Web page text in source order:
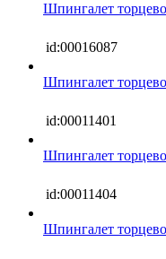
Шпингалет
id:00016087
Шпингалет
id:00011401
Шпингалет
id:00011404
Шпингалет